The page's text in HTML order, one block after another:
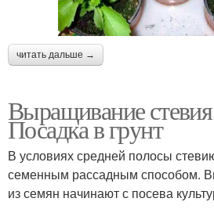
читать дальше →
Выращивание стевия
Посадка в грунт
В условиях средней полосы
семенным рассадным способом.
из семян начинают с посева